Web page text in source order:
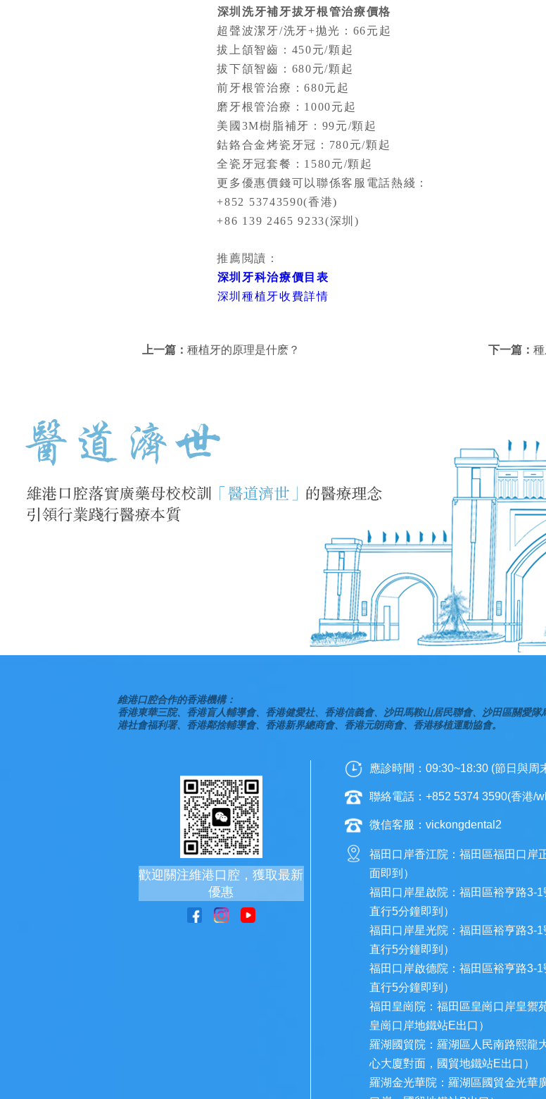
深圳洗牙補牙拔牙根管治療價格
超聲波潔牙/洗牙+拋光：66元起
拔上頜智齒：450元/顆起
拔下頜智齒：680元/顆起
前牙根管治療：680元起
磨牙根管治療：1000元起
美國3M樹脂補牙：99元/顆起
鈷鉻合金烤瓷牙冠：780元/顆起
全瓷牙冠套餐：1580元/顆起
更多優惠價錢可以聯係客服電話熱綫：
+852 53743590(香港)
+86 139 2465 9233(深圳)
推薦閲讀：
深圳牙科治療價目表
深圳種植牙收費詳情
上一篇： 種植牙的原理是什麽？ 下一篇：
維港口腔合作的香港機構：
香港東華三院、香港盲人輔導會、香港健愛社、香港信義會、沙田馬鞍山居民聯會、沙田區關愛
港社會福利署、香港鄰捨輔導會、香港新界總商會、香港元朗商會、香港移植運動協會。
歡迎關注維港口腔，獲取最新
優惠
應診時間：09:30~18:30 (節日與周
聯絡電話：+852 5374 3590(香港/
微信客服：vickongdental2
福田口岸香江院：福田區福田口岸
面即到）
福田口岸星啟院：福田區裕亨路3-
直行5分鐘即到）
福田口岸星光院：福田區裕亨路3-
直行5分鐘即到）
福田口岸啟德院：福田區裕亨路3-
直行5分鐘即到）
福田皇崗院：福田區皇崗口岸皇禦
皇崗口岸地鐵站E出口）
羅湖國貿院：羅湖區人民南路熙龍
心大廈對面，國貿地鐵站E出口）
羅湖金光華院：羅湖區國貿金光華